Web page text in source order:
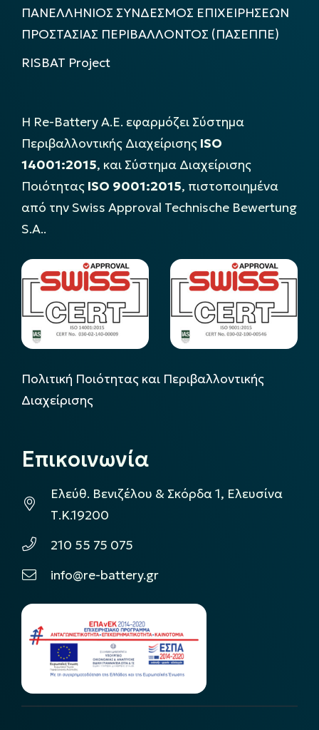
ΠΑΝΕΛΛΗΝΙΟΣ ΣΥΝΔΕΣΜΟΣ ΕΠΙΧΕΙΡΗΣΕΩΝ
ΠΡΟΣΤΑΣΙΑΣ ΠΕΡΙΒΑΛΛΟΝΤΟΣ (ΠΑΣΕΠΠΕ)
RISBAT Project
Η Re-Battery Α.Ε. εφαρμόζει Σύστημα
Περιβαλλοντικής Διαχείρισης ISO
14001:2015, και Σύστημα Διαχείρισης
Ποιότητας ISO 9001:2015, πιστοποιημένα
από την Swiss Approval Technische Bewertung
S.A..
Πολιτική Ποιότητας και Περιβαλλοντικής
Διαχείρισης
Επικοινωνία
Ελεύθ. Βενιζέλου & Σκόρδα 1, Ελευσίνα
Τ.Κ.19200
210 55 75 075
info@re-battery.gr